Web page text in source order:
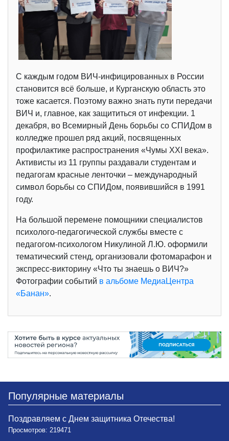
С каждым годом ВИЧ-инфицированных в России
становится всё больше, и Курганскую область это
тоже касается. Поэтому важно знать пути передачи
ВИЧ и, главное, как защититься от инфекции. 1
декабря, во Всемирный День борьбы со СПИДом в
колледже прошел ряд акций, посвященных
профилактике распространения «Чумы XXI века».
Активисты из 11 группы раздавали студентам и
педагогам красные ленточки – международный
символ борьбы со СПИДом, появившийся в 1991
году.
На большой перемене помощники специалистов
психолого-педагогической службы вместе с
педагогом-психологом Никулиной Л.Ю. оформили
тематический стенд, организовали фотомарафон и
экспресс-викторину «Что ты знаешь о ВИЧ?»
Фотографии событий в альбоме МедиаЦентра
«Банан».
Популярные материалы
Поздравляем с Днем защитника Отечества!
Просмотров: 219471